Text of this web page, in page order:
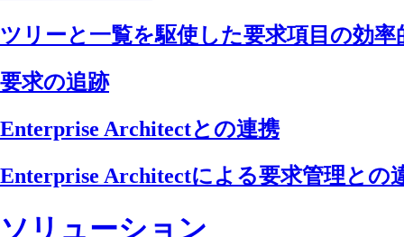
ツリーと一覧を駆使した要求項目の効率
要求の追跡
Enterprise Architectとの連携
Enterprise Architectによる要求管理との
ソリューション